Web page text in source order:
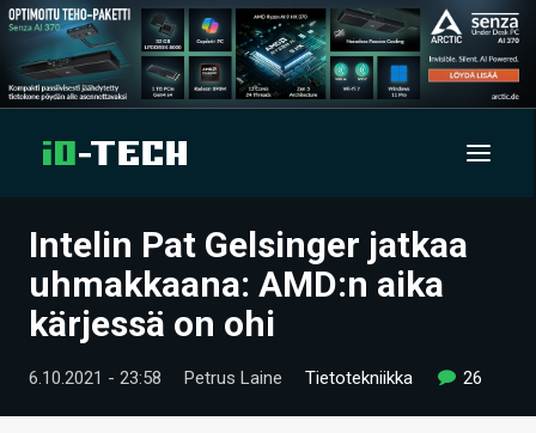
UUTISET
ARTIKKELIT
VIDEOT
TECHBBS
Intelin Pat Gelsinger jatkaa
uhmakkaana: AMD:n aika
kärjessä on ohi
6.10.2021 - 23:58 Petrus Laine Tietotekniikka 26